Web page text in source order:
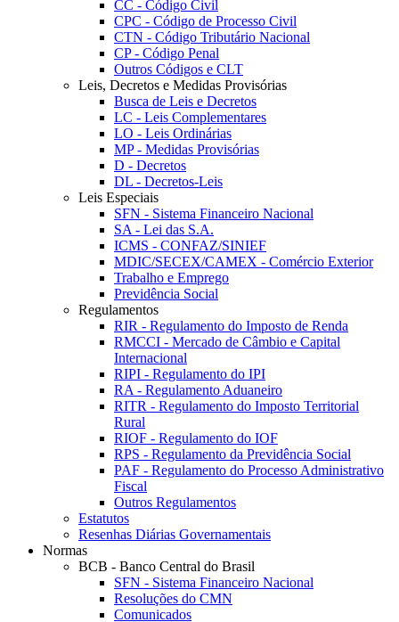
CC - Código Civil
CPC - Código de Processo Civil
CTN - Código Tributário Nacional
CP - Código Penal
Outros Códigos e CLT
Leis, Decretos e Medidas Provisórias
Busca de Leis e Decretos
LC - Leis Complementares
LO - Leis Ordinárias
MP - Medidas Provisórias
D - Decretos
DL - Decretos-Leis
Leis Especiais
SFN - Sistema Financeiro Nacional
SA - Lei das S.A.
ICMS - CONFAZ/SINIEF
MDIC/SECEX/CAMEX - Comércio Exterior
Trabalho e Emprego
Previdência Social
Regulamentos
RIR - Regulamento do Imposto de Renda
RMCCI - Mercado de Câmbio e Capital
Internacional
RIPI - Regulamento do IPI
RA - Regulamento Aduaneiro
RITR - Regulamento do Imposto Territorial
Rural
RIOF - Regulamento do IOF
RPS - Regulamento da Previdência Social
PAF - Regulamento do Processo Administrativo
Fiscal
Outros Regulamentos
Estatutos
Resenhas Diárias Governamentais
Normas
BCB - Banco Central do Brasil
SFN - Sistema Financeiro Nacional
Resoluções do CMN
Comunicados